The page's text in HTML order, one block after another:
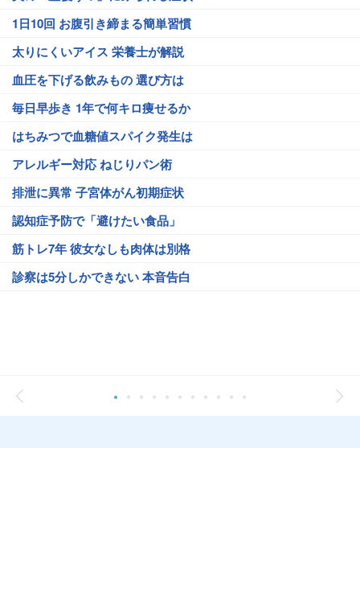
1日10回 お腹引き締まる簡単習慣
太りにくいアイス 栄養士が解説
血圧を下げる飲みもの 選び方は
毎日早歩き 1年で何キロ痩せるか
はちみつで血糖値スパイク発生は
アレルギー対応 ねじりパン術
排泄に異常 子宮体がん初期症状
認知症予防で「避けたい食品」
筋トレ7年 彼女なしも肉体は別格
診察は5分しかできない 本音告白